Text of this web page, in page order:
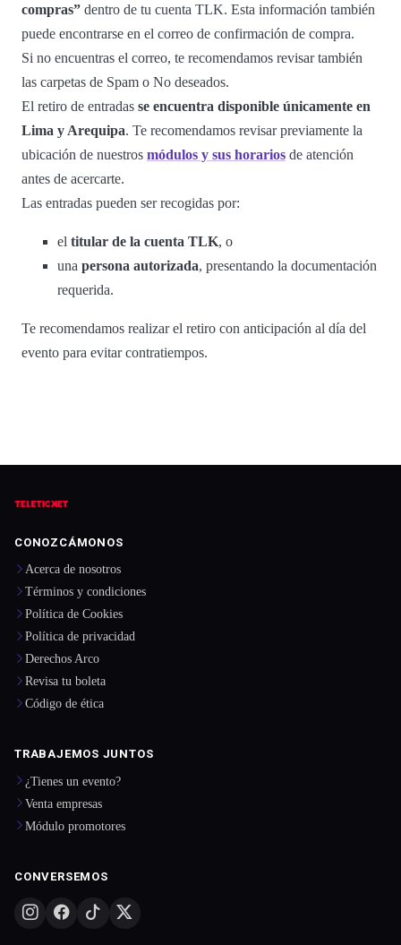
compras” dentro de tu cuenta TLK. Esta información también
puede encontrarse en el correo de confirmación de compra.
Si no encuentras el correo, te recomendamos revisar también
las carpetas de Spam o No deseados.
El retiro de entradas se encuentra disponible únicamente en
Lima y Arequipa. Te recomendamos revisar previamente la
ubicación de nuestros módulos y sus horarios de atención
antes de acercarte.
Las entradas pueden ser recogidas por:
el titular de la cuenta TLK, o
una persona autorizada, presentando la documentación
requerida.
Te recomendamos realizar el retiro con anticipación al día del
evento para evitar contratiempos.
CONOZCÁMONOS
Acerca de nosotros
Términos y condiciones
Política de Cookies
Política de privacidad
Derechos Arco
Revisa tu boleta
Código de ética
TRABAJEMOS JUNTOS
¿Tienes un evento?
Venta empresas
Módulo promotores
CONVERSEMOS